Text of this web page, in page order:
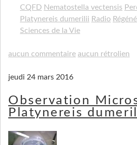
CQFD Nematostella vectensis
Platynereis dumerilii Radio
Sciences de la Vie
aucun commentaire aucun rétrolien
jeudi 24 mars 2016
Observation
Platynereis